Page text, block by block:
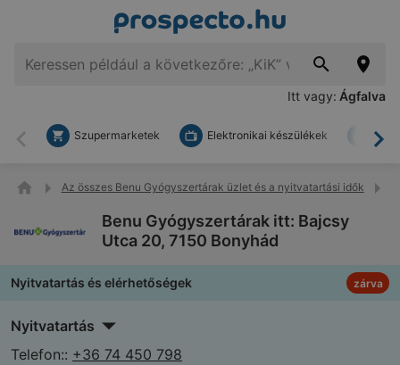
Itt vagy: Ágfalva
Vissza
Szupermarketek Elektronikai készülékek
Az összes Benu Gyógyszertárak üzlet és a nyitvatartási idők
Benu Gyógyszertárak itt: Bajcsy
Utca 20, 7150 Bonyhád
Nyitvatartás és elérhetőségek zárva
Nyitvatartás
Telefon:: +36 74 450 798